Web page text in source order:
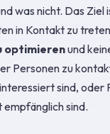
was nicht. Das Ziel
in Kontakt zu
und
Personen zu
sind, oder
sind.